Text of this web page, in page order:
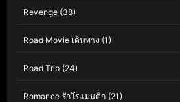
Revenge (38)
Road Movie เดินทาง (1)
Road Trip (24)
Romance รักโรแมนติก (21)